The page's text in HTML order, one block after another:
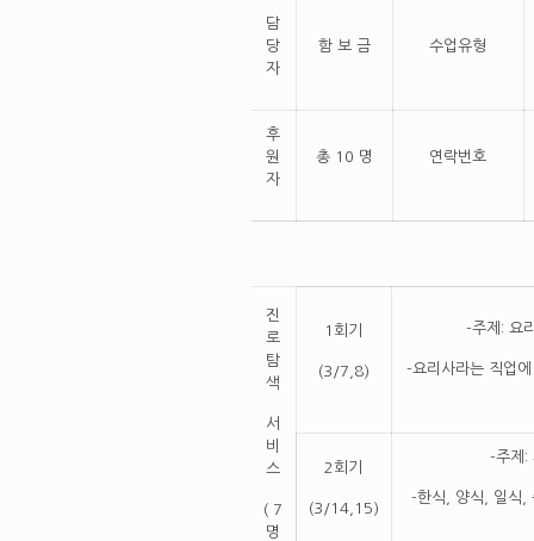
담
당
자
함 보 금 수업유형
후
원
자
총 10 명 연락번호
진
로
탐
색
서
비
스
( 7
명
1회기
(3/7,8)
-주제: 요
-요리사라는 직업
2회기
(3/14,15)
-주제:
-한식, 양식, 일식,